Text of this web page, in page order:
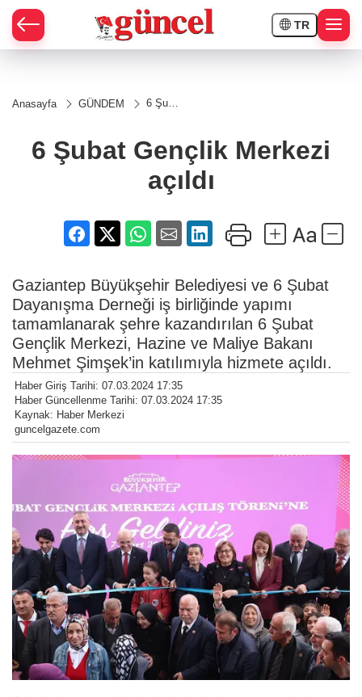
TR
Anasayfa GÜNDEM
6 Şubat
açıldı
6 Şubat Gençlik Merkezi
açıldı
Gaziantep Büyükşehir Belediyesi ve 6 Şubat
Dayanışma Derneği iş birliğinde yapımı
tamamlanarak şehre kazandırılan 6 Şubat
Gençlik Merkezi, Hazine ve Maliye Bakanı
Mehmet Şimşek’in katılımıyla hizmete açıldı.
Haber Giriş Tarihi: 07.03.2024 17:35
Haber Güncellenme Tarihi: 07.03.2024 17:35
Kaynak: Haber Merkezi
guncelgazete.com